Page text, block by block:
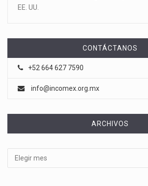
EE. UU.
CONTÁCTANOS
+52 664 627 7590
info@incomex.org.mx
ARCHIVOS